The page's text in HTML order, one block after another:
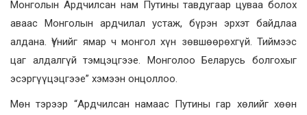
Монголын Ардчилсан нам Путины тавдугаар цуваа болох
аваас Монголын ардчилал устаж, бүрэн эрхэт байдлаа
алдана. Үүнийг ямар ч монгол хүн зөвшөөрөхгүй. Тиймээс
цаг алдалгүй тэмцэцгээе. Монголоо Беларусь болгохыг
эсэргүүцэцгээе” хэмээн онцоллоо.
Мөн тэрээр “Ардчилсан намаас Путины гар хөлийг хөөн